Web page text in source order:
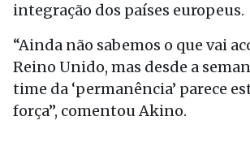
integração dos países europeus.
“Ainda não sabemos o que vai
Reino Unido, mas desde a
time da ‘permanência’ parece
força”, comentou Akino.